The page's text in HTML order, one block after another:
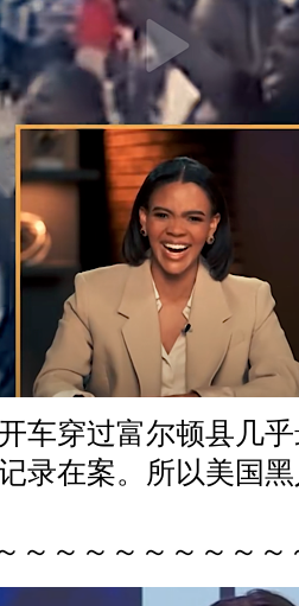
车穿过富尔顿县几
录在案。所以美国
～～～～～～～～～